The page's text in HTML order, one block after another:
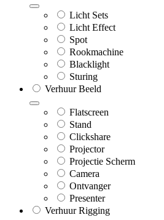
Licht Sets
Licht Effect
Spot
Rookmachine
Blacklight
Sturing
Verhuur Beeld
Flatscreen
Stand
Clickshare
Projector
Projectie Scherm
Camera
Ontvanger
Presenter
Verhuur Rigging